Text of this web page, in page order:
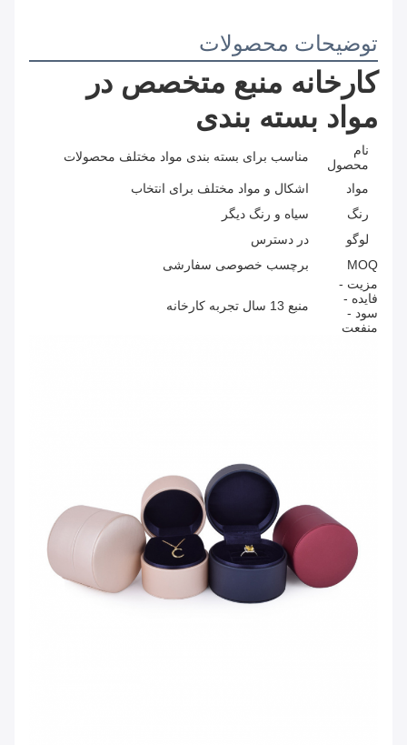
توضیحات محصولات
مواد بسته بندی
نام
محصول
مناسب برای بسته بندی مواد مختلف محصولات
مواد
اشکال و مواد مختلف برای انتخاب
رنگ
سیاه و رنگ دیگر
لوگو
در دسترس
MOQ
برچسب خصوصی سفارشی
مزیت -
فایده -
سود -
منفعت
منبع 13 سال تجربه کارخانه